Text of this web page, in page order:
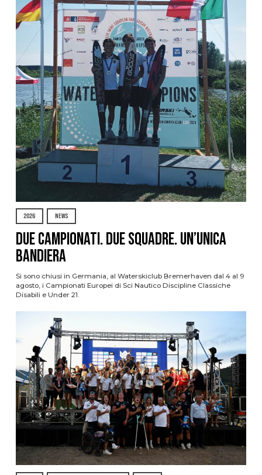
2026 NEWS
Due Campionati. Due Squadre. Un’Unica
Bandiera
Si sono chiusi in Germania, al Waterskiclub Bremerhaven dal 4 al 9
agosto, i Campionati Europei di Sci Nautico Discipline Classiche
Disabili e Under 21.